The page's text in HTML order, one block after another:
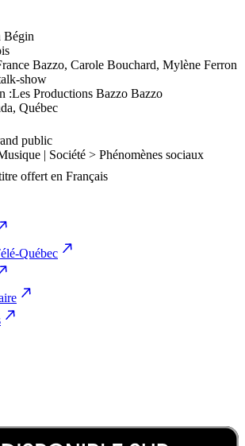
Bégin
Bazzo, Carole Bouchard, Mylène Ferron
show
:Les Productions Bazzo Bazzo
Québec
public
| Société > Phénomènes sociaux
offert en Français
Québec